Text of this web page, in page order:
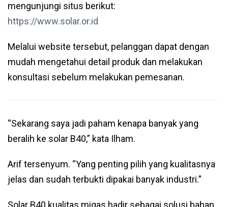
mengunjungi situs berikut:
https://www.solar.or.id
Melalui website tersebut, pelanggan dapat dengan
mudah mengetahui detail produk dan melakukan
konsultasi sebelum melakukan pemesanan.
“Sekarang saya jadi paham kenapa banyak yang
beralih ke solar B40,” kata Ilham.
Arif tersenyum. “Yang penting pilih yang kualitasnya
jelas dan sudah terbukti dipakai banyak industri.”
Solar B40 kualitas migas hadir sebagai solusi bahan